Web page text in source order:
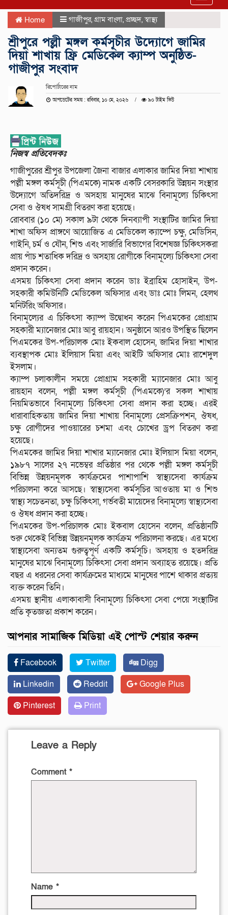
Home গাজীপুর, গ্রাম বাংলা, প্রচ্ছদ,স্বাস্থ্য
শ্রীপুরে পল্লী মঙ্গল কর্মসূচীর উদ্যোগে জামির
দিয়া শাখায় ফ্রি মেডিকেল ক্যাম্প অনুষ্ঠিত-
গাজীপুর সংবাদ
রিপোর্টারের নাম
আপডেটের সময় : রবিবার, ১০ মে, ২০২৬ ৯০ টাইম ভিউ
নিজস্ব প্রতিবেদকঃ
গাজীপুরের শ্রীপুর উপজেলা জৈনা বাজার এলাকার জামির দিয়া শাখায়
পল্লী মঙ্গল কর্মসূচী (পিএমকে) নামক একটি বেসরকারি উন্নয়ন সংস্থার
উদ্যোগে অতিদরিদ্র ও অসহায় মানুষের মাঝে বিনামূল্যে চিকিৎসা
সেবা ও ঔষধ সামগ্রী বিতরণ করা হয়েছে।
রোববার (১০ মে) সকাল ৯টা থেকে দিনব্যাপী সংস্থাটির জামির দিয়া
শাখা অফিস প্রাঙ্গণে আয়োজিত এ মেডিকেল ক্যাম্পে চক্ষু, মেডিসিন,
গাইনি, চর্ম ও যৌন, শিশু এবং সার্জারি বিভাগের বিশেষজ্ঞ চিকিৎসকরা
প্রায় পাঁচ শতাধিক দরিদ্র ও অসহায় রোগীকে বিনামূল্যে চিকিৎসা সেবা
প্রদান করেন।
এসময় চিকিৎসা সেবা প্রদান করেন ডাঃ ইব্রাহিম হোসাইন, উপ-
সহকারী কমিউনিটি মেডিকেল অফিসার এবং ডাঃ মোঃ লিমন, হেলথ
মনিটরিং অফিসার।
বিনামূল্যের এ চিকিৎসা ক্যাম্প উদ্বোধন করেন পিএমকের প্রোগ্রাম
সহকারী ম্যানেজার মোঃ আবু রায়হান। অনুষ্ঠানে আরও উপস্থিত ছিলেন
পিএমকের উপ-পরিচালক মোঃ ইকবাল হোসেন, জামির দিয়া শাখার
ব্যবস্থাপক মোঃ ইলিয়াস মিয়া এবং আইটি অফিসার মোঃ রাশেদুল
ইসলাম।
ক্যাম্প চলাকালীন সময়ে প্রোগ্রাম সহকারী ম্যানেজার মোঃ আবু
রায়হান বলেন, পল্লী মঙ্গল কর্মসূচী (পিএমকে)’র সকল শাখায়
নিয়মিতভাবে বিনামূল্যে চিকিৎসা সেবা প্রদান করা হচ্ছে। এরই
ধারাবাহিকতায় জামির দিয়া শাখায় বিনামূল্যে প্রেসক্রিপশন, ঔষধ,
চক্ষু রোগীদের পাওয়ারের চশমা এবং চোখের ড্রপ বিতরণ করা
হয়েছে।
পিএমকের জামির দিয়া শাখার ম্যানেজার মোঃ ইলিয়াস মিয়া বলেন,
১৯৮৭ সালের ২৭ নভেম্বর প্রতিষ্ঠার পর থেকে পল্লী মঙ্গল কর্মসূচী
বিভিন্ন উন্নয়নমূলক কার্যক্রমের পাশাপাশি স্বাস্থ্যসেবা কার্যক্রম
পরিচালনা করে আসছে। স্বাস্থ্যসেবা কর্মসূচির আওতায় মা ও শিশু
স্বাস্থ্য সচেতনতা, চক্ষু চিকিৎসা, গর্ভবতী মায়েদের বিনামূল্যে স্বাস্থ্যসেবা
ও ঔষধ প্রদান করা হচ্ছে।
পিএমকের উপ-পরিচালক মোঃ ইকবাল হোসেন বলেন, প্রতিষ্ঠানটি
শুরু থেকেই বিভিন্ন উন্নয়নমূলক কার্যক্রম পরিচালনা করছে। এর মধ্যে
স্বাস্থ্যসেবা অন্যতম গুরুত্বপূর্ণ একটি কর্মসূচি। অসহায় ও হতদরিদ্র
মানুষের মাঝে বিনামূল্যে চিকিৎসা সেবা প্রদান অব্যাহত রয়েছে। প্রতি
বছর এ ধরনের সেবা কার্যক্রমের মাধ্যমে মানুষের পাশে থাকার প্রত্যয়
ব্যক্ত করেন তিনি।
এসময় স্থানীয় এলাকাবাসী বিনামূল্যে চিকিৎসা সেবা পেয়ে সংস্থাটির
প্রতি কৃতজ্ঞতা প্রকাশ করেন।
আপনার সামাজিক মিডিয়া এই পোস্ট শেয়ার করুন
Facebook Twitter
Digg
Linkedin
Reddit
Google Plus
Pinterest
Print
Leave a Reply
Comment *
Name *